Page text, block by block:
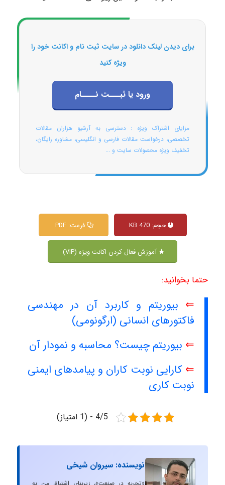
برای دیدن لینک دانلود در سایت ثبت نام و اکانت خود را
ویژه کنید
ورود یا ثبـــت نــــام
مزایای اشتراک ویژه : دسترسی به آرشیو هزاران مقالات
تخصصی، درخواست مقالات فارسی و انگلیسی، مشاوره رایگان،
تخفیف ویژه محصولات سایت و ...
حجم: 470 KB فرمت: PDF
آموزش فعال کردن اکانت ویژه (VIP)
حتما بخوانید:
⇐ بیوریتم و کاربرد آن در مهندسی
فاکتورهای انسانی (ارگونومی)
⇐ بیوریتم چیست؟ محاسبه و نمودار آن
⇐ کارایی نوبت کاران و پیامدهای ایمنی
نوبت کاری
4/5 - (1 امتیاز)
نویسنده: سیروان شیخی
«تجربه در صنعت»، زیربنایِ اشتیاقِ من به